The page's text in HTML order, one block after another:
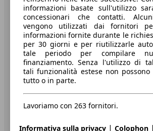
A proposito di AutoScout24
Stampa
Media
Condizioni generali
Informazioni
informazioni basate sull'utilizzo
concessionari che contatti.
vengono utilizzati dai fornitori
informazioni fornite durante le
per 30 giorni e per riutilizzarle
tale periodo per compilare
finanziamento. Senza l'utilizzo di
tali funzionalità estese non
tutto o in parte.
Lavoriamo con 263 fornitori.
Informativa sulla privacy | Colophon |